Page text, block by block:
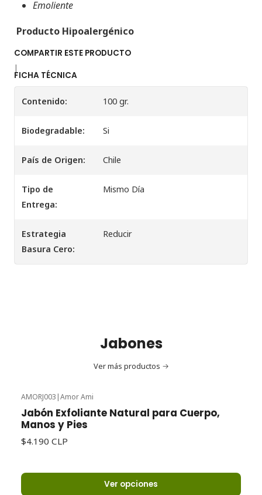
Emoliente
Producto Hipoalergénico
COMPARTIR ESTE PRODUCTO
|
FICHA TÉCNICA
Contenido: 100 gr.
Biodegradable: Si
País de Origen: Chile
Tipo de
Entrega:
Mismo Día
Estrategia
Basura Cero:
Reducir
Jabones
Ver más productos
AMORJ003 |Amor Ami
Jabón Exfoliante Natural para Cuerpo,
Manos y Pies
$4.190 CLP
Ver opciones